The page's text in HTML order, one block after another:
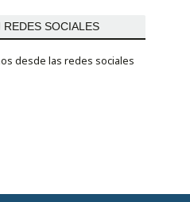
SOCIALES
desde las redes sociales